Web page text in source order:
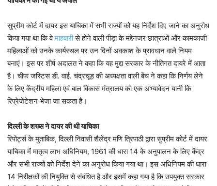
सुप्रीम कोर्ट में दायर इस याचिका में सभी राज्यों को यह निर्देश दिए जाने का अनुरोध
किया गया था कि वेमाहवारीसे होने वाली पीड़ा के मद्देनजर छात्राओं और कामकाजी
महिलाओं को उनके कार्यस्थल पर उन दिनों अवकाश के प्रावधान वाले नियम
बनाएं। इस पर शीर्ष अदालत ने कहा कि यह मुद्दा सरकार के नीतिगत दायरे में आता
है। चीफ जस्टिस डी. वाई. चंद्रचूड़ की अध्यक्षता वाली बेंच ने कहा कि निर्णय लेने
के लिए केंद्रीय महिला एवं बाल विकास मंत्रालय को एक अभ्यावेदन यानी कि
रिप्रेजेंटेशन भेजा जा सकता है।
दिल्ली के शख्स ने दायर की थी याचिका
रिपोर्ट्स के मुताबिक, दिल्ली निवासी शैलेंद्र मणि त्रिपाठी द्वारा सुप्रीम कोर्ट में दायर
याचिका में मातृत्व लाभ अधिनियम, 1961 की धारा 14 के अनुपालन के लिए केंद्र
और सभी राज्यों को निर्देश देने का अनुरोध किया गया था। इस अधिनियम की धारा
14 निरीक्षकों की नियुक्ति से संबंधित है और इसमें कहा गया है कि उपयुक्त सरकार